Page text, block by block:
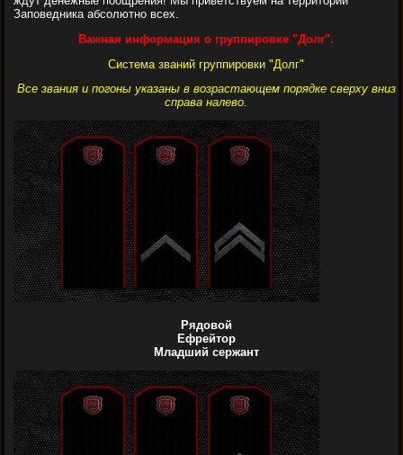
Заповедника абсолютно всех.
Важная информация о группировке "Долг".
Система званий группировки "Долг"
Все звания и погоны указаны в возрастающем порядке сверху вниз
справа налево.
Рядовой
Ефрейтор
Младший сержант